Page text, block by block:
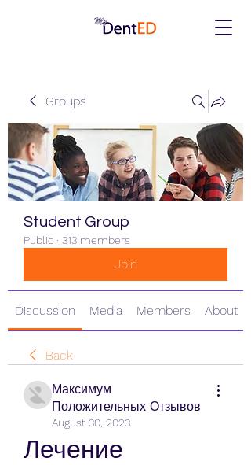
Groups
Student Group
Public · 313 members
Join
Discussion Media Members About
Back
Максимум
Положительных Отзывов
August 30, 2023
Лечение